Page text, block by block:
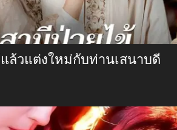
ล้วแต่งใหม่กับท่านเสนาบดี